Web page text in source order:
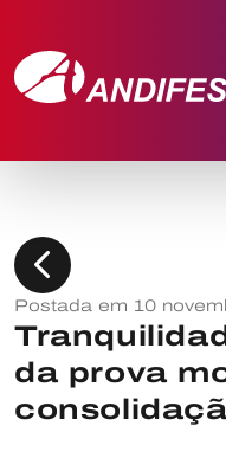
chevron_left
Postada em 10
da prova